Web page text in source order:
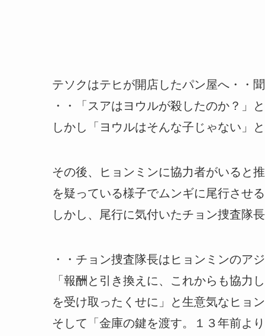
テソクはテヒが開店したパン屋へ・・
・・「スアはヨウルが殺したのか？」
しかし「ヨウルはそんな子じゃない」
その後、ヒョンミンに協力者がいると
を疑っている様子でムンギに尾行させ
しかし、尾行に気付いたチョン捜査隊
・・チョン捜査隊長はヒョンミンのア
「報酬と引き換えに、これからも協力
を受け取ったくせに」と生意気なヒョ
そして「金庫の鍵を渡す。１３年前よ